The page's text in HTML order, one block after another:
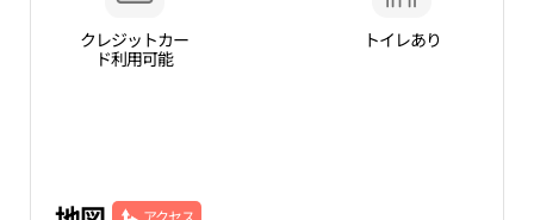
クレジットカー
ド利用可能
トイレあり
アクセス